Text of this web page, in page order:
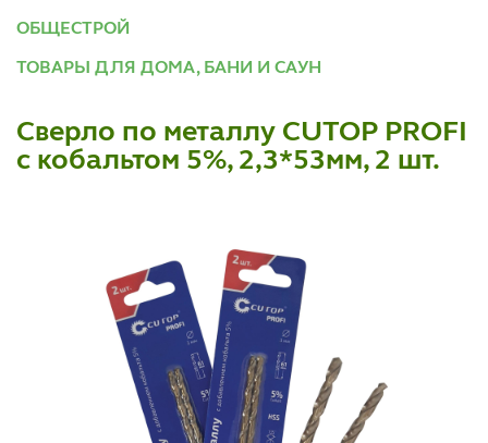
ОБЩЕСТРОЙ
ТОВАРЫ ДЛЯ ДОМА, БАНИ И САУН
Сверло по металлу CUTOP PROFI
с кобальтом 5%, 2,3*53мм, 2 шт.